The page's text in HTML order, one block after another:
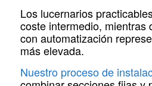
Los lucernarios
coste intermedio, mientras
con automatización
más elevada.
Nuestro proceso de